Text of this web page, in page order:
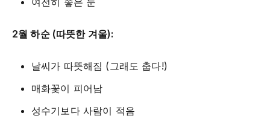
2월 하순 (따뜻한 겨울):
날씨가 따뜻해짐 (그래도 춥다!)
매화꽃이 피어남
성수기보다 사람이 적음